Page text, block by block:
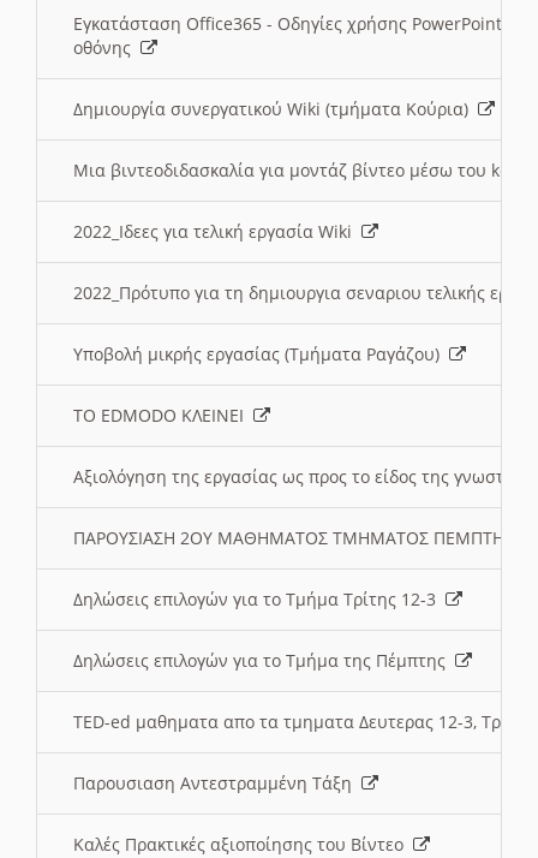
Εγκατάσταση Office365 - Οδηγίες χρήσης PowerPoint
οθόνης
Δημιουργία συνεργατικού Wiki (τμήματα Κούρια)
Μια βιντεοδιδασκαλία για μοντάζ βίντεο μέσω του
2022_Ιδεες για τελική εργασία Wiki
2022_Πρότυπο για τη δημιουργια σεναριου τελικής
Υποβολή μικρής εργασίας (Τμήματα Ραγάζου)
ΤΟ EDMODO ΚΛΕΙΝΕΙ
Αξιολόγηση της εργασίας ως προς το είδος της
ΠΑΡΟΥΣΙΑΣΗ 2ΟΥ ΜΑΘΗΜΑΤΟΣ ΤΜΗΜΑΤΟΣ
Δηλώσεις επιλογών για το Τμήμα Τρίτης 12-3
Δηλώσεις επιλογών για το Τμήμα της Πέμπτης
TED-ed μαθηματα απο τα τμηματα Δευτερας 12-3,
Παρουσιαση Αντεστραμμένη Τάξη
Καλές Πρακτικές αξιοποίησης του Βίντεο